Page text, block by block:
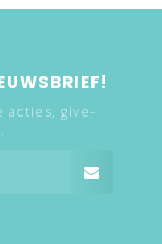
acties, give-